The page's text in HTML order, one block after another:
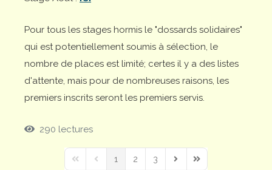
Pour tous les stages hormis le "dossards solidaires"
qui est potentiellement soumis à sélection, le
nombre de places est limité; certes il y a des listes
d'attente, mais pour de nombreuses raisons, les
premiers inscrits seront les premiers servis.
290 lectures
First PagePrevious Page
1 2 3
Next PageLast Page